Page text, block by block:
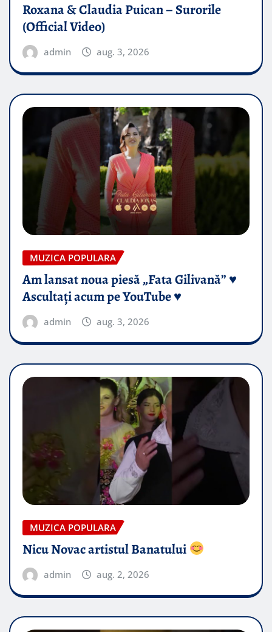
Roxana & Claudia Puican – Surorile
(Official Video)
admin aug. 3, 2026
MUZICA POPULARA
Am lansat noua piesă „Fata Gilivană” ♥️
Ascultați acum pe YouTube ♥️
admin aug. 3, 2026
MUZICA POPULARA
Nicu Novac artistul Banatului
admin aug. 2, 2026